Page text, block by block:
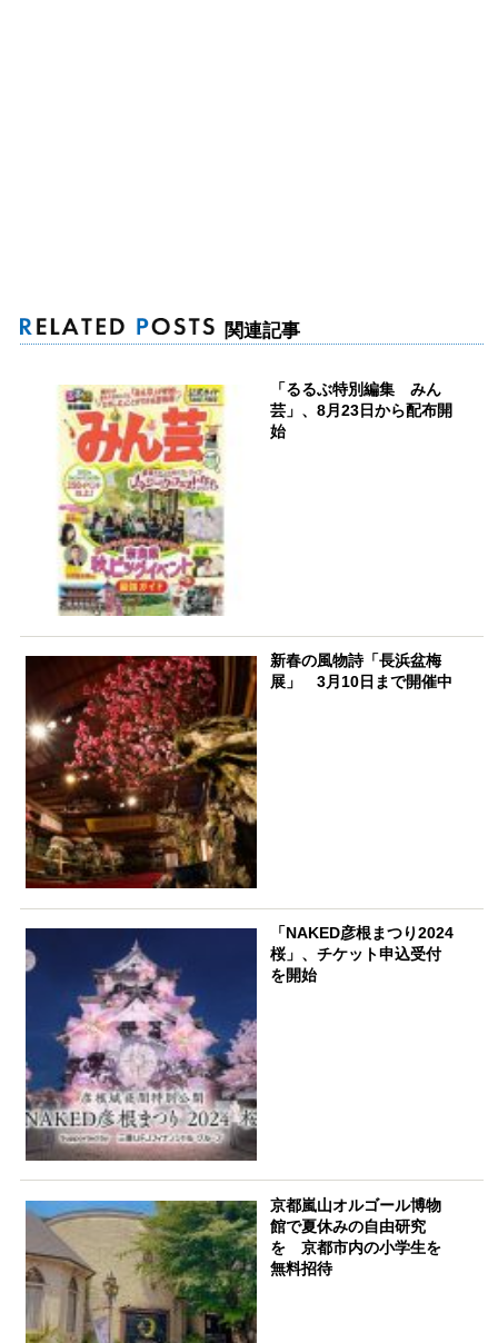
関連記事
「るるぶ特別編集 みん
芸」、8月23日から配布開
始
新春の風物詩「長浜盆梅
展」 3月10日まで開催中
「NAKED彦根まつり2024
桜」、チケット申込受付
を開始
京都嵐山オルゴール博物
館で夏休みの自由研究
を 京都市内の小学生を
無料招待